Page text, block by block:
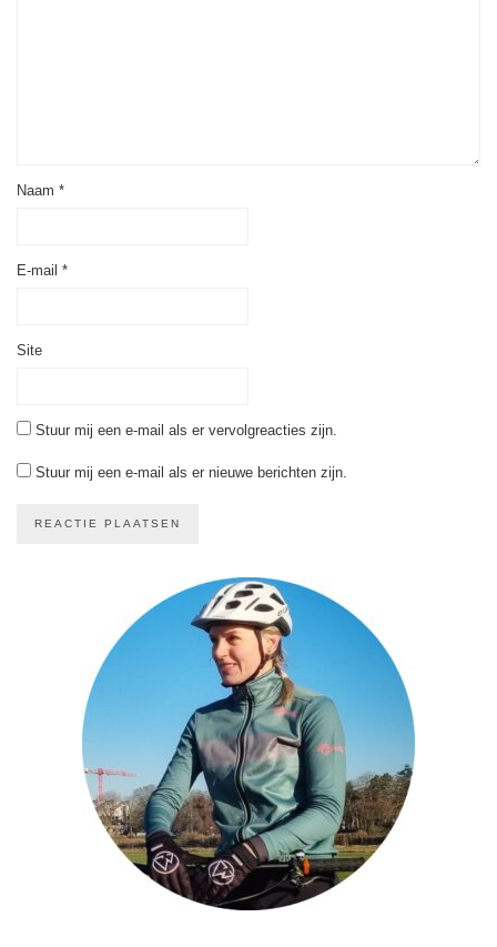
Naam *
E-mail *
Site
Stuur mij een e-mail als er vervolgreacties zijn.
Stuur mij een e-mail als er nieuwe berichten zijn.